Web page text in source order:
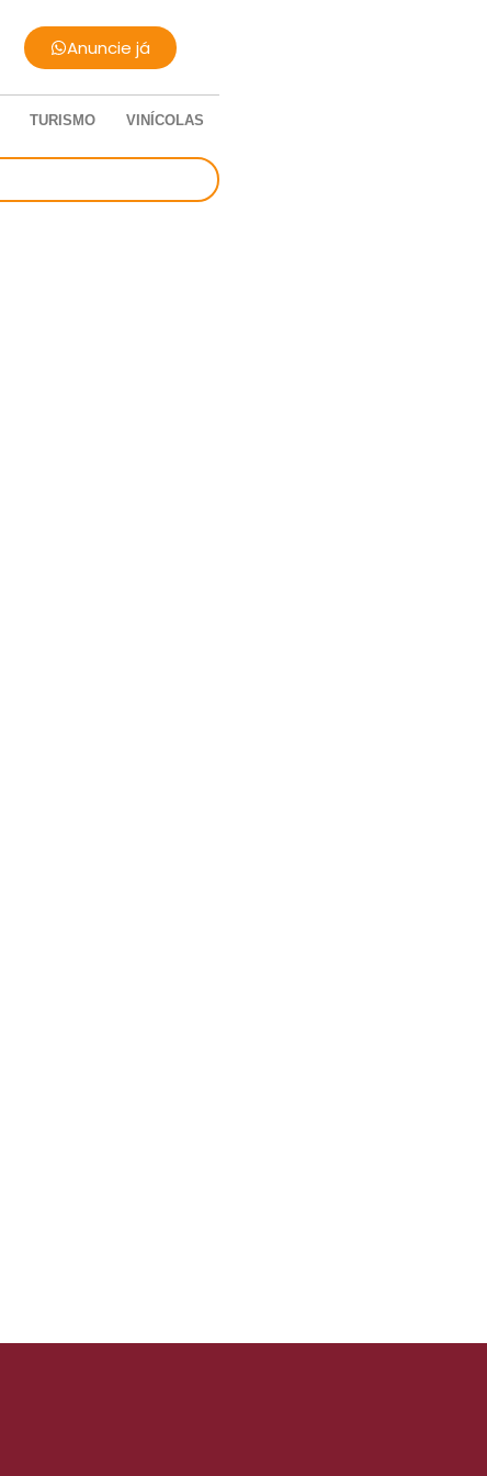
Anuncie já
TURISMO VINÍCOLAS